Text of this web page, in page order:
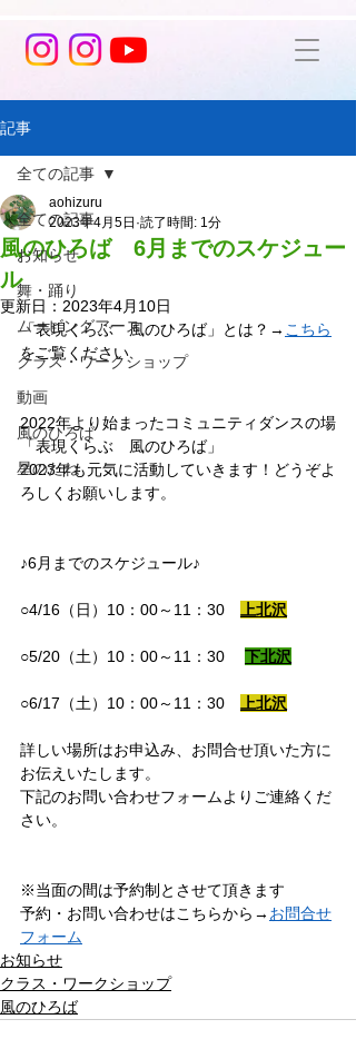
記事
全ての記事
お知らせ
舞・踊り
ムービングアース
クラス・ワークショップ
動画
風のひろば
星のたね
全ての記事
風のひろば 6月までのスケジュー
ル
aohizuru
2023年4月5日 読了時間: 1分
更新日： 2023年4月10日
「表現くらぶ　風のひろば」とは？→ こちら
をご覧ください
2022年より始まったコミュニティダンスの場
「表現くらぶ　風のひろば」
2023年も元気に活動していきます！どうぞよ
ろしくお願いします。
♪6月までのスケジュール♪
○4/16（日）10：00～11：30 上北沢
○5/20（土）10：00～11：30 下北沢
○6/17（土）10：00～11：30 上北沢
詳しい場所はお申込み、お問合せ頂いた方に
お伝えいたします。
下記のお問い合わせフォームよりご連絡くだ
さい。
※当面の間は予約制とさせて頂きます
予約・お問い合わせはこちらから→ お問合せ
フォーム
お知らせ
クラス・ワークショップ
風のひろば